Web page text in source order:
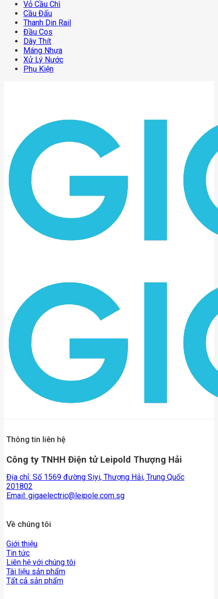
Vỏ Cầu Chì
Cầu Đấu
Thanh Din Rail
Đầu Cos
Dây Thít
Máng Nhựa
Xử Lý Nước
Phụ Kiện
Thông tin liên hệ
Công ty TNHH Điện tử Leipold Thượng Hải
Địa chỉ: Số 1569 đường Siyi, Thượng Hải, Trung Quốc
201802
Email: gigaelectric@leipole.com.sg
Về chúng tôi
Giới thiệu
Tin tức
Liên hệ với chúng tôi
Tài liệu sản phẩm
Tất cả sản phẩm